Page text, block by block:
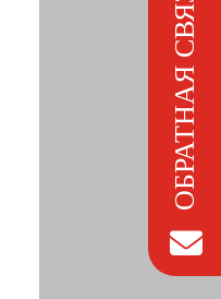
ОБРАТНАЯ СВЯЗЬ